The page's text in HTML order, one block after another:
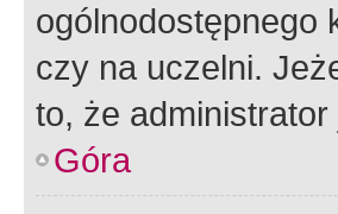
ogólnodostępnego
czy na uczelni.
to, że administrator
Góra